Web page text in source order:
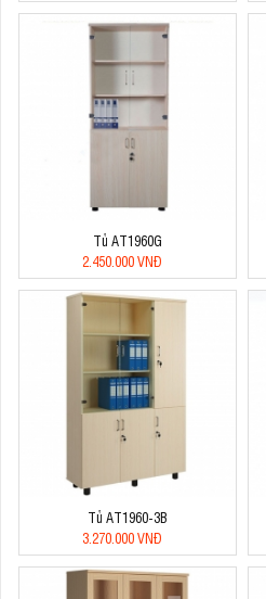
Tủ AT1960G
2.450.000 VNĐ
Tủ AT1960-3B
3.270.000 VNĐ